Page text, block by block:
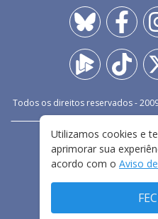
Todos os direitos reservados -
FALE
TERMOS E
Utilizamos cookies e
aprimorar sua
acordo com o Aviso